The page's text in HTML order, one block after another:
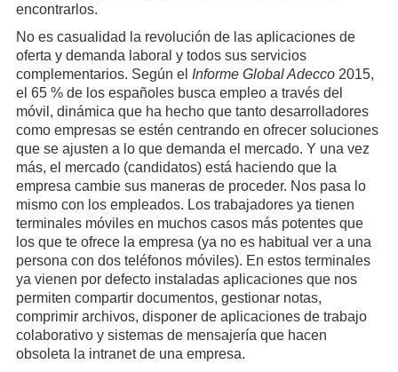
encontrarlos.
No es casualidad la revolución de las aplicaciones de
oferta y demanda laboral y todos sus servicios
complementarios. Según el Informe Global Adecco2015,
el 65 % de los españoles busca empleo a través del
móvil, dinámica que ha hecho que tanto desarrolladores
como empresas se estén centrando en ofrecer soluciones
que se ajusten a lo que demanda el mercado. Y una vez
más, el mercado (candidatos) está haciendo que la
empresa cambie sus maneras de proceder. Nos pasa lo
mismo con los empleados. Los trabajadores ya tienen
terminales móviles en muchos casos más potentes que
los que te ofrece la empresa (ya no es habitual ver a una
persona con dos teléfonos móviles). En estos terminales
ya vienen por defecto instaladas aplicaciones que nos
permiten compartir documentos, gestionar notas,
comprimir archivos, disponer de aplicaciones de trabajo
colaborativo y sistemas de mensajería que hacen
obsoleta la intranet de una empresa.